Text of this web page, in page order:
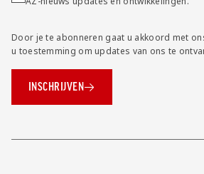
Door je te abonneren gaat u akkoord met
u toestemming om updates van ons te
INSCHRIJVEN